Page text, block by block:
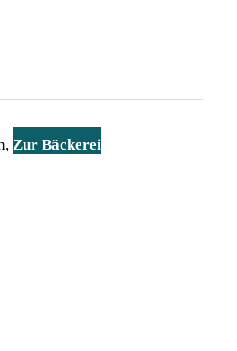
Zur Bäckerei